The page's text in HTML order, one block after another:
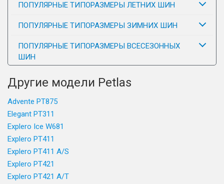
ПОПУЛЯРНЫЕ ТИПОРАЗМЕРЫ ЛЕТНИХ ШИН
ПОПУЛЯРНЫЕ ТИПОРАЗМЕРЫ ЗИМНИХ ШИН
ПОПУЛЯРНЫЕ ТИПОРАЗМЕРЫ ВСЕСЕЗОННЫХ
ШИН
Другие модели Petlas
Advente PT875
Elegant PT311
Explero Ice W681
Explero PT411
Explero PT411 A/S
Explero PT421
Explero PT421 A/T